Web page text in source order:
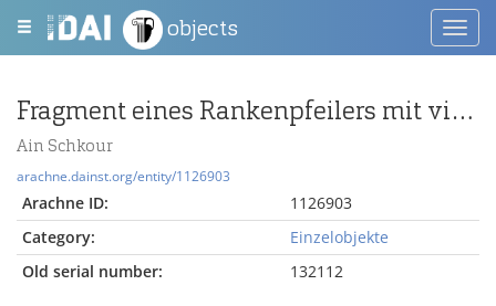
objects
Fragment eines Rankenpfeilers mit vier reliefierten Seiten
Ain Schkour
arachne.dainst.org/entity/1126903
Arachne ID:
1126903
Category:
Einzelobjekte
Old serial number:
132112